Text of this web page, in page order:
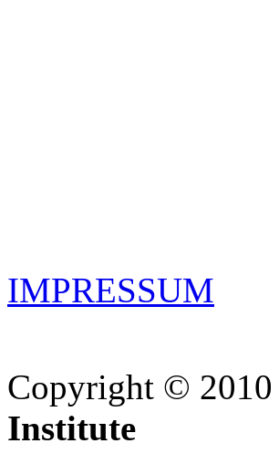
IMPRESSUM
Copyright © 2010
Institute